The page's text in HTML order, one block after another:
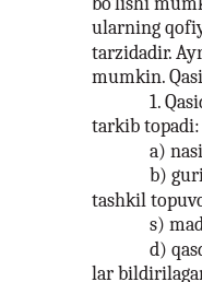
ularning
tarzidadir.
mumkin.
1.
tarkib topadi:
a)
b)
tashkil
s)
d)
lar